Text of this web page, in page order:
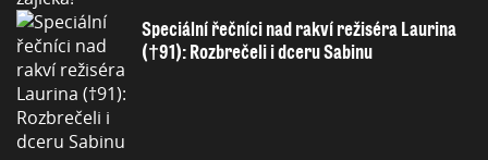
Speciální řečníci nad rakví režiséra Laurina
(†91): Rozbrečeli i dceru Sabinu